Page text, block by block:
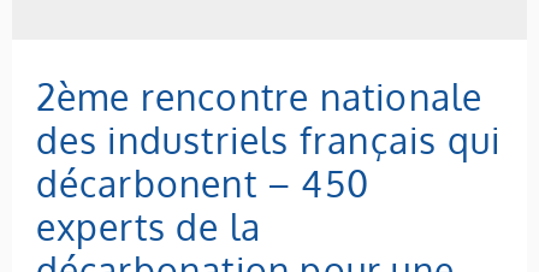
2ème rencontre nationale
des industriels français qui
décarbonent – 450
experts de la
2ème
rencontre
nationale
des
industriels
français
qui